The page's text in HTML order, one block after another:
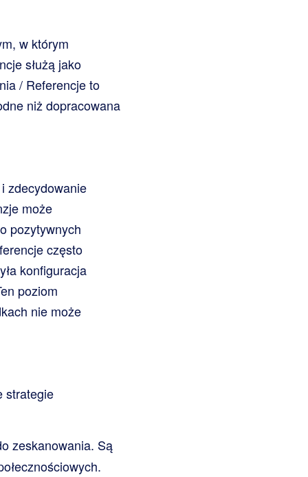
w którym
służą jako
/ Referencje to
niż dopracowana
zdecydowanie
może
pozytywnych
często
konfiguracja
poziom
nie może
strategie
zeskanowania. Są